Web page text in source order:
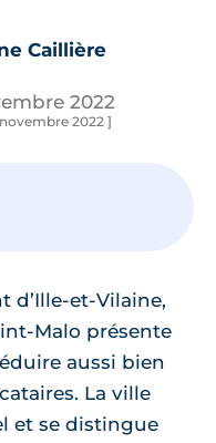
Caillière
2022
2022 ]
d’Ille-et-Vilaine,
Malo présente
aussi bien
La ville
et se distingue